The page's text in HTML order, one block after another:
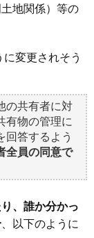
地関係）等の
に変更されそう
の共有者に対
有物の管理に
回答するよう
全員の同意で
、誰か分かっ
、以下のように